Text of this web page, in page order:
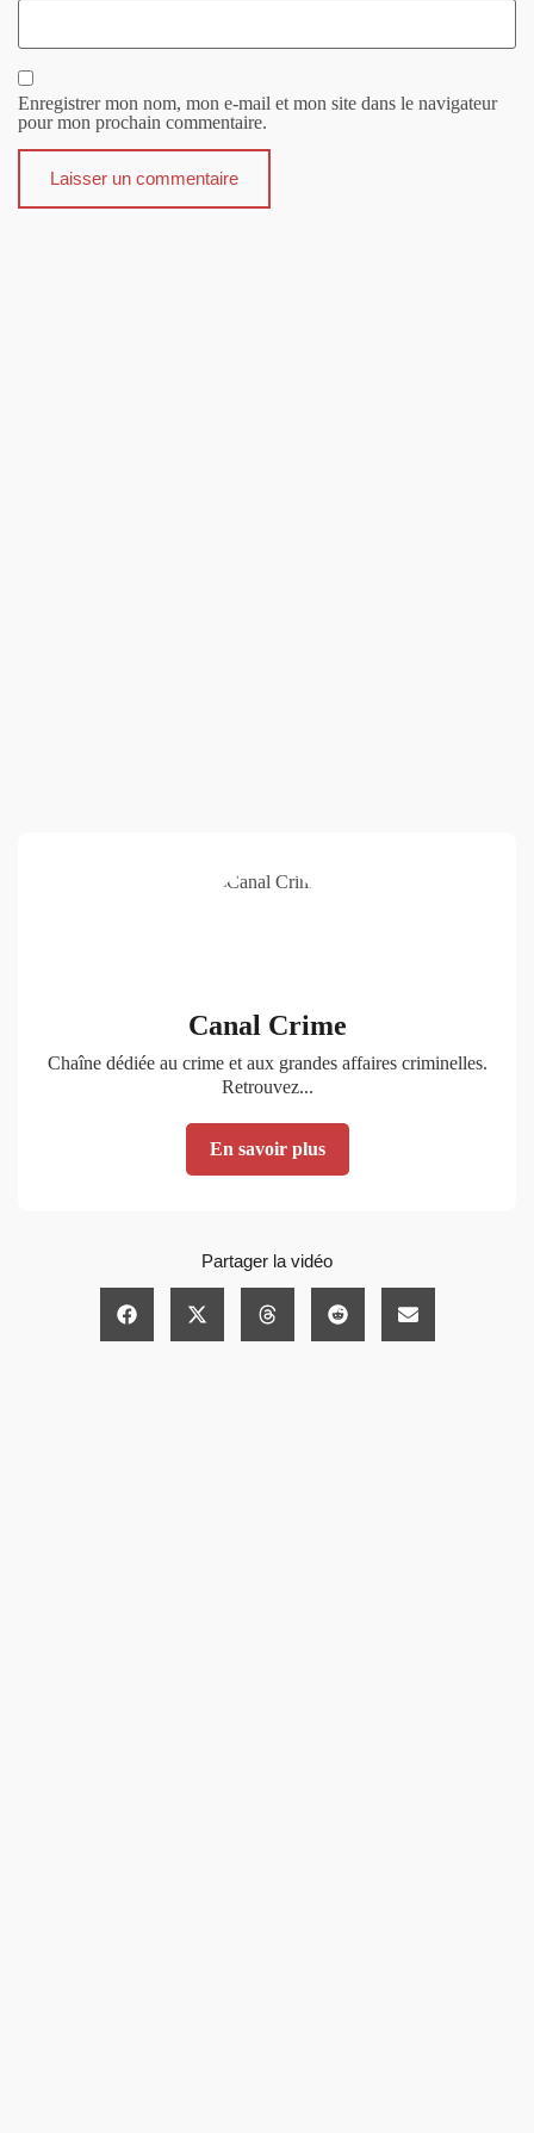
Enregistrer mon nom, mon e-mail et mon site dans le navigateur
pour mon prochain commentaire.
Canal Crime
Chaîne dédiée au crime et aux grandes affaires criminelles.
Retrouvez...
En savoir plus
Partager la vidéo